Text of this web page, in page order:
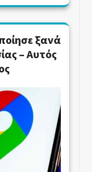
ξανά
– Αυτός